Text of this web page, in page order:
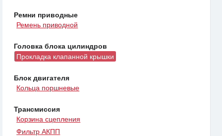
Ремни приводные
Ремень приводной
Головка блока цилиндров
Прокладка клапанной крышки
Блок двигателя
Кольца поршневые
Трансмиссия
Корзина сцепления
Фильтр АКПП